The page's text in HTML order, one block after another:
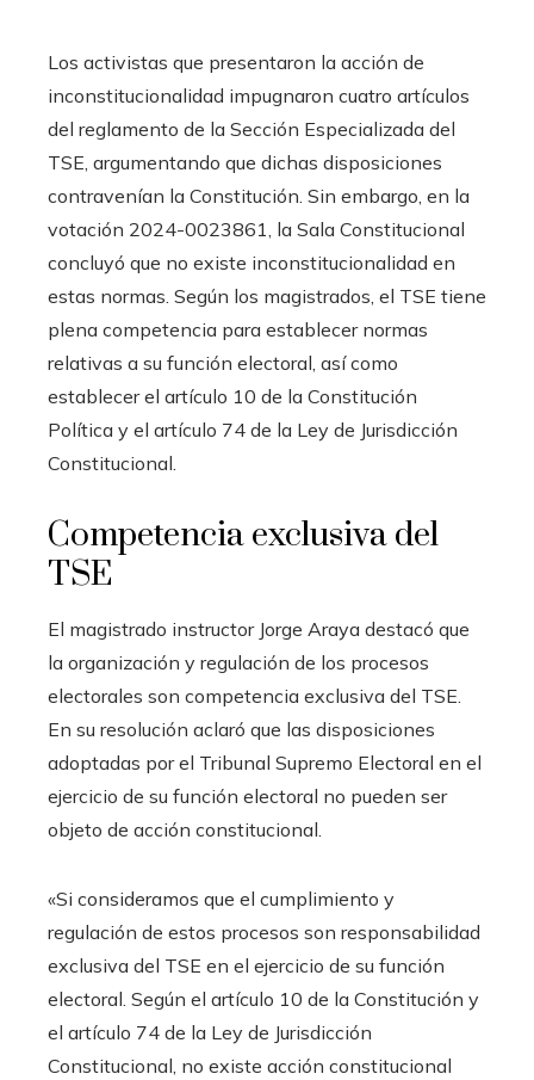
Los activistas que presentaron la acción de
inconstitucionalidad impugnaron cuatro artículos
del reglamento de la Sección Especializada del
TSE, argumentando que dichas disposiciones
contravenían la Constitución. Sin embargo, en la
votación 2024-0023861, la Sala Constitucional
concluyó que no existe inconstitucionalidad en
estas normas. Según los magistrados, el TSE tiene
plena competencia para establecer normas
relativas a su función electoral, así como
establecer el artículo 10 de la Constitución
Política y el artículo 74 de la Ley de Jurisdicción
Constitucional.
Competencia exclusiva del
TSE
El magistrado instructor Jorge Araya destacó que
la organización y regulación de los procesos
electorales son competencia exclusiva del TSE.
En su resolución aclaró que las disposiciones
adoptadas por el Tribunal Supremo Electoral en el
ejercicio de su función electoral no pueden ser
objeto de acción constitucional.
«Si consideramos que el cumplimiento y
regulación de estos procesos son responsabilidad
exclusiva del TSE en el ejercicio de su función
electoral. Según el artículo 10 de la Constitución y
el artículo 74 de la Ley de Jurisdicción
Constitucional, no existe acción constitucional